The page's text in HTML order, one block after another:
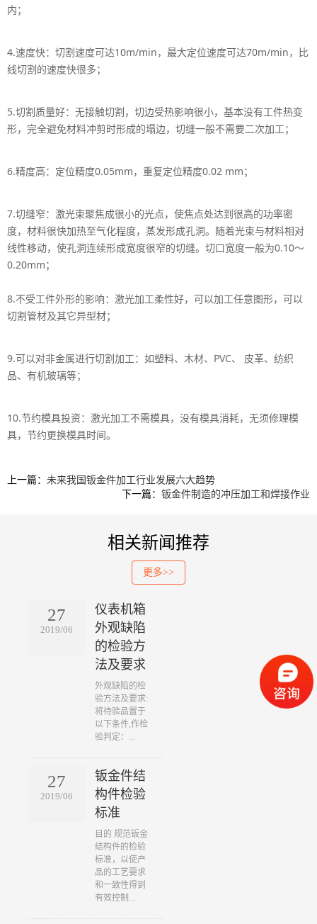
内；
4.速度快：切割速度可达10m/min，最大定位速度可达70m/min，比
线切割的速度快很多；
5.切割质量好：无接触切割，切边受热影响很小，基本没有工件热变
形，完全避免材料冲剪时形成的塌边，切缝一般不需要二次加工；
6.精度高：定位精度0.05mm，重复定位精度0.02 mm；
7.切缝窄：激光束聚焦成很小的光点，使焦点处达到很高的功率密
度，材料很快加热至气化程度，蒸发形成孔洞。随着光束与材料相对
线性移动，使孔洞连续形成宽度很窄的切缝。切口宽度一般为0.10～
0.20mm；
8.不受工件外形的影响：激光加工柔性好，可以加工任意图形，可以
切割管材及其它异型材；
9.可以对非金属进行切割加工：如塑料、木材、PVC、 皮革、纺织
品、有机玻璃等；
10.节约模具投资：激光加工不需模具，没有模具消耗，无须修理模
具，节约更换模具时间。
上一篇： 未来我国钣金件加工行业发展六大趋势
下一篇： 钣金件制造的冲压加工和焊接作业
相关新闻推荐
更多>>
27
2019/06
仪表机箱
外观缺陷
的检验方
法及要求
​外观缺陷的检
验方法及要求:
将待验品置于
以下条件,作检
验判定：...
27
2019/06
钣金件结
构件检验
标准
​目的 规范钣金
结构件的检验
标准，以使产
品的工艺要求
和一致性得到
有效控制...